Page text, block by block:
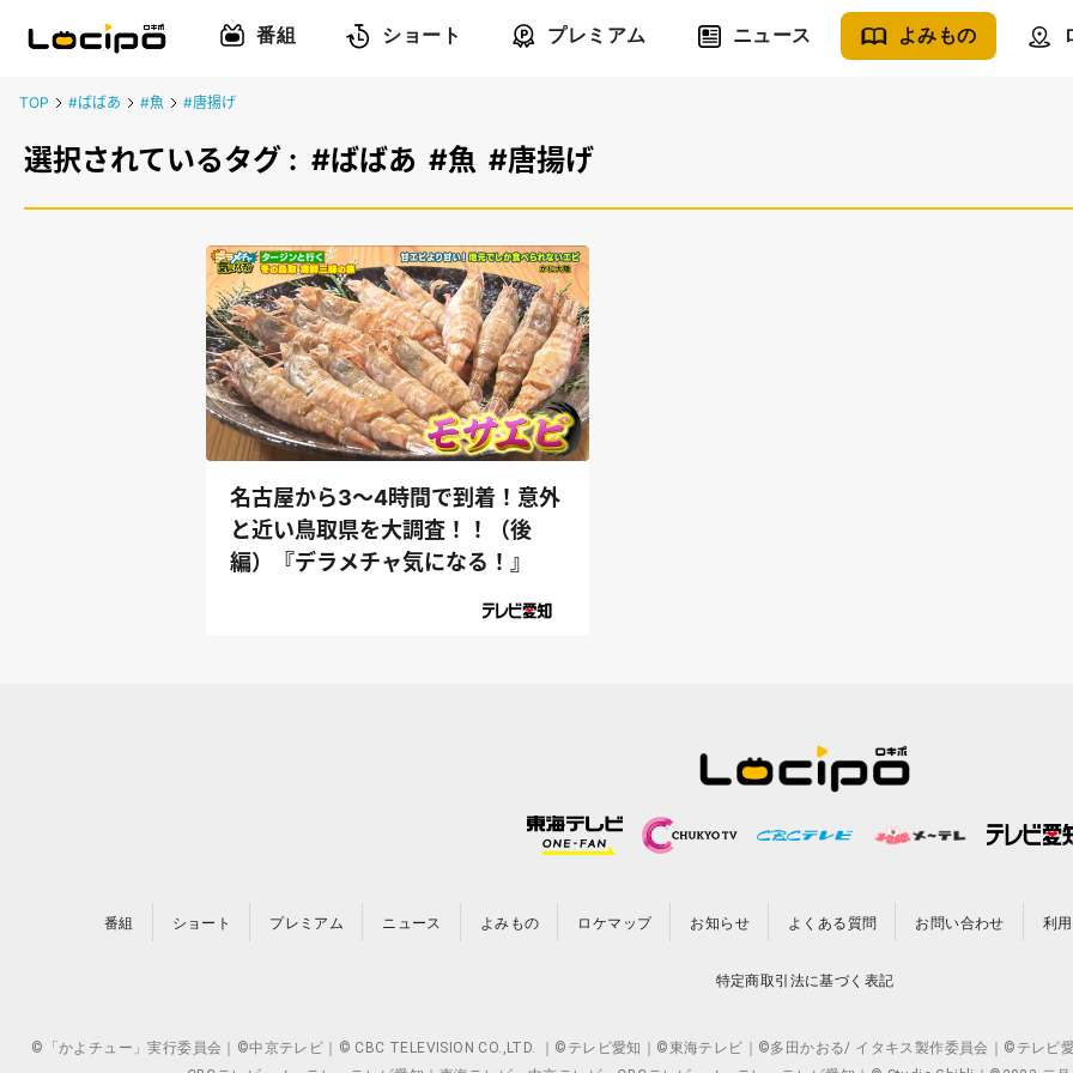
番組 ショート プレミアム ニュース よみもの
TOP #ばばあ #魚 #唐揚げ
選択されているタグ : #ばばあ #魚 #唐揚げ
名古屋から3～4時間で到着！意外
と近い鳥取県を大調査！！（後
編）『デラメチャ気になる！』
番組 ショート プレミアム ニュース よみもの ロケマップ お知らせ よくある質問 お問い合わせ 利
特定商取引法に基づく表記
©「かよチュー」実行委員会｜©中京テレビ｜© CBC TELEVISION CO.,LTD. ｜©テレビ愛知｜©東海テレビ｜©多田かおる/ イタキス製作委員会｜©テレビ